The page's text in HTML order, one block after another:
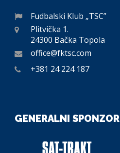
Fudbalski Klub „TSC”
Plitvička 1.
24300 Bačka Topola
office@fktsc.com
+381 24 224 187
GENERALNI SPONZOR